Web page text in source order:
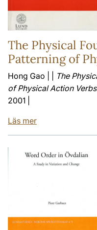
The Physical
Patterning of
Hong Gao | |
The
of Physical Action
2001 |
Läs mer